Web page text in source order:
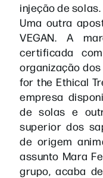
injeção de solas.
Uma outra
VEGAN. A
certificada
organização
for the Ethical
empresa
de solas e
superior dos
de origem
assunto Mara
grupo, acaba